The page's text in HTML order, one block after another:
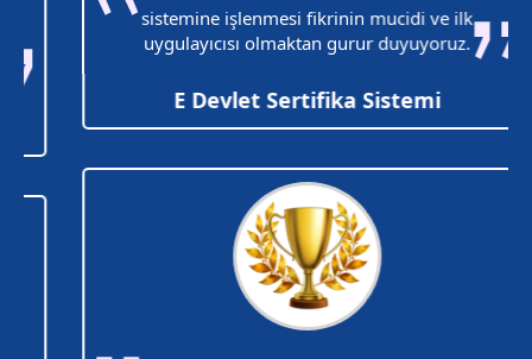
sistemine işlenmesi fikrinin mucidi ve ilk
uygulayıcısı olmaktan gurur duyuyoruz.
E Devlet Sertifika Sistemi